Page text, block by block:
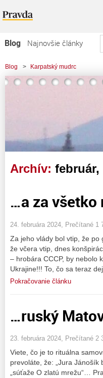
Blog
Najnovšie články
Najčítanejšie články
Najkomentovanejšie články
Blog > Karpatský mudrc
Archív: február,
…a za všetko
24. februára 2024, Prečítané 1
Za jeho vlády bol vtip, že po
že včera vtip, dnes
– hrobára CCCP, by nebolo
Ukrajine!!! To, čo sa teraz
Pokračovanie článku
…ruský
23. februára 2024, Prečítané 2
Viete, čo je to rituálna
prevoláte, že: „Jura Jánošík
„súťaže O zlatú mrežu“…